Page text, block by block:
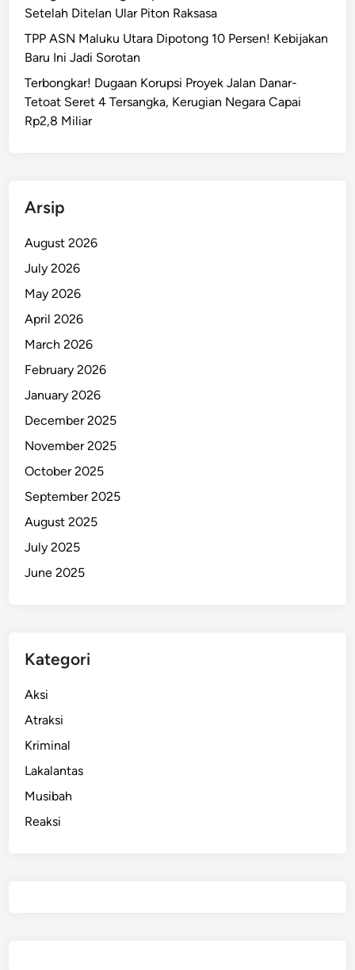
Setelah Ditelan Ular Piton Raksasa
TPP ASN Maluku Utara Dipotong 10 Persen! Kebijakan
Baru Ini Jadi Sorotan
Terbongkar! Dugaan Korupsi Proyek Jalan Danar-
Tetoat Seret 4 Tersangka, Kerugian Negara Capai
Rp2,8 Miliar
Arsip
August 2026
July 2026
May 2026
April 2026
March 2026
February 2026
January 2026
December 2025
November 2025
October 2025
September 2025
August 2025
July 2025
June 2025
Kategori
Aksi
Atraksi
Kriminal
Lakalantas
Musibah
Reaksi